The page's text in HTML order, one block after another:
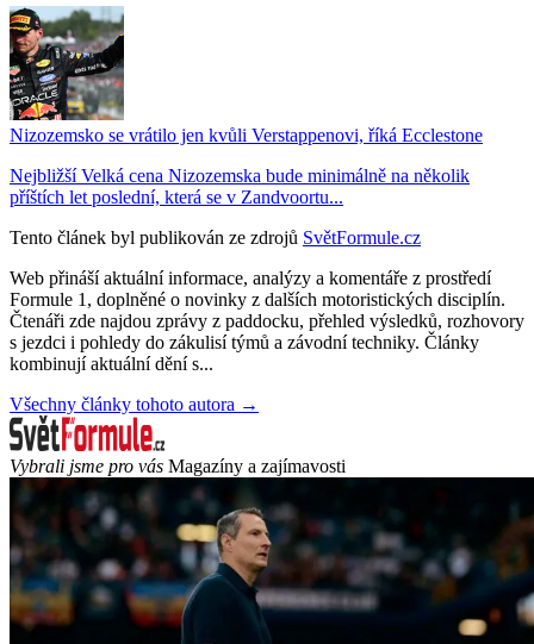
Nizozemsko se vrátilo jen kvůli Verstappenovi, říká Ecclestone
Nejbližší Velká cena Nizozemska bude minimálně na několik
příštích let poslední, která se v Zandvoortu...
Tento článek byl publikován ze zdrojů SvětFormule.cz
Web přináší aktuální informace, analýzy a komentáře z prostředí
Formule 1, doplněné o novinky z dalších motoristických disciplín.
Čtenáři zde najdou zprávy z paddocku, přehled výsledků, rozhovory
s jezdci i pohledy do zákulisí týmů a závodní techniky. Články
kombinují aktuální dění s...
Všechny články tohoto autora →
Vybrali jsme pro vás Magazíny a zajímavosti